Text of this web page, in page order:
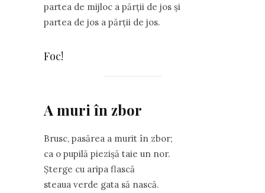
partea de mijloc a părții de jos și
partea de jos a părții de jos.
Foc!
A muri în zbor
Brusc, pasărea a murit în zbor;
ca o pupilă piezişă taie un nor.
Şterge cu aripa flască
steaua verde gata să nască.